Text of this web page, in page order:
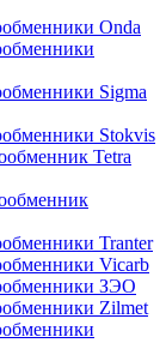
Onda
Sigma
Stokvis
Tetra
Tranter
Vicarb
ЗЭО
Zilmet